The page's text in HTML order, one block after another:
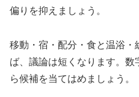
偏りを抑えましょう。
移動・宿・配分・食と温浴
ば、議論は短くなります。
ら候補を当てはめましょう。